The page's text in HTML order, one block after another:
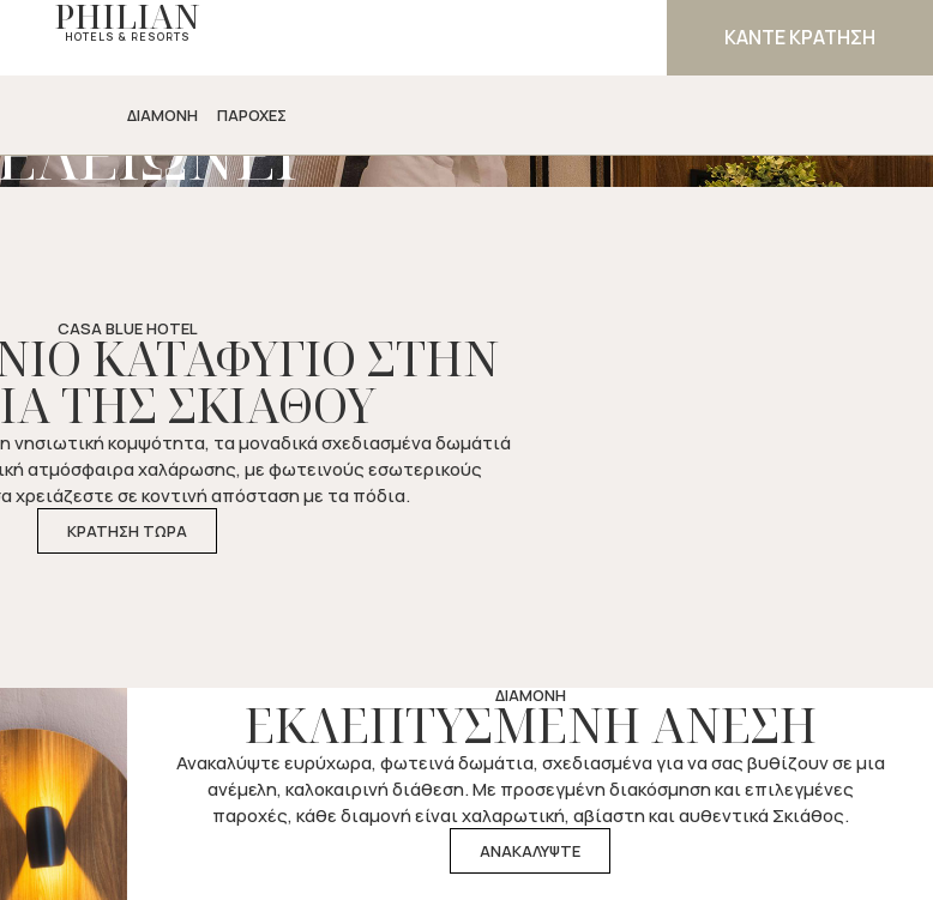
PHILIAN
HOTELS & RESORTS ΚΑΝΤΕ ΚΡΑΤΗΣΗ
ΔΙΑΜΟΝΗ ΠΑΡΟΧΕΣ
ΕΚΕΙ ΟΠΟΥ ΤΟ
ΔΕΝ
CASA BLUE HOTEL
ΚΑΤΑΦΥΓΙΟ ΣΤΗΝ
ΤΗΣ ΣΚΙΑΘΟΥ
νησιωτική κομψότητα, τα μοναδικά σχεδιασμένα δωμάτιά
ατμόσφαιρα χαλάρωσης, με φωτεινούς εσωτερικούς
χρειάζεστε σε κοντινή απόσταση με τα πόδια.
ΚΡΑΤΗΣΗ ΤΩΡΑ
ΔΙΑΜΟΝΗ
ΕΚΛΕΠΤΥΣΜΕΝΗ ΑΝΕΣΗ
Ανακαλύψτε ευρύχωρα, φωτεινά δωμάτια, σχεδιασμένα για να σας βυθίζουν σε μια
ανέμελη, καλοκαιρινή διάθεση. Με προσεγμένη διακόσμηση και επιλεγμένες
παροχές, κάθε διαμονή είναι χαλαρωτική, αβίαστη και αυθεντικά Σκιάθος.
ΑΝΑΚΑΛΥΨΤΕ